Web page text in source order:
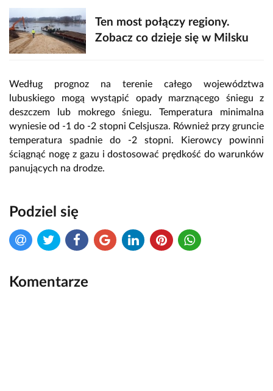
Ten most połączy regiony.
Zobacz co dzieje się w Milsku
Według prognoz na terenie całego województwa
lubuskiego mogą wystąpić opady marznącego śniegu z
deszczem lub mokrego śniegu. Temperatura minimalna
wyniesie od -1 do -2 stopni Celsjusza. Również przy gruncie
temperatura spadnie do -2 stopni. Kierowcy powinni
ściągnąć nogę z gazu i dostosować prędkość do warunków
panujących na drodze.
Podziel się
Komentarze